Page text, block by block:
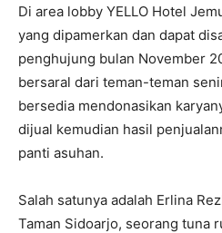
Di area lobby YELLO Hotel
yang dipamerkan dan dapat
penghujung bulan November
bersaral dari teman-teman
bersedia mendonasikan
dijual kemudian hasil
panti asuhan.
Salah satunya adalah Erlina
Taman Sidoarjo, seorang tuna